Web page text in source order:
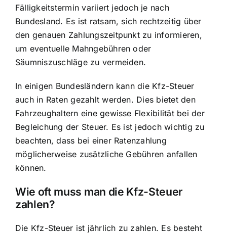
Fälligkeitstermin variiert jedoch je nach
Bundesland. Es ist ratsam, sich rechtzeitig über
den genauen Zahlungszeitpunkt zu informieren,
um eventuelle Mahngebühren oder
Säumniszuschläge zu vermeiden.
In einigen Bundesländern kann die Kfz-Steuer
auch in Raten gezahlt werden. Dies bietet den
Fahrzeughaltern eine gewisse Flexibilität bei der
Begleichung der Steuer. Es ist jedoch wichtig zu
beachten, dass bei einer Ratenzahlung
möglicherweise zusätzliche Gebühren anfallen
können.
Wie oft muss man die Kfz-Steuer
zahlen?
Die Kfz-Steuer ist jährlich zu zahlen. Es besteht